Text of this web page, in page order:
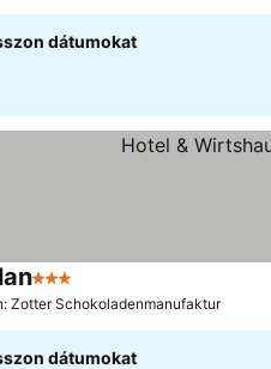
dátumokat
3 Kategória
Zotter Schokoladenmanufaktur
dátumokat